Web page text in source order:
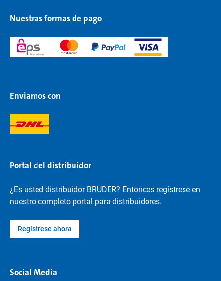
Nuestras formas de pago
Enviamos con
Portal del distribuidor
¿Es usted distribuidor BRUDER? Entonces regístrese en
nuestro completo portal para distribuidores.
Regístrese ahora
Social Media